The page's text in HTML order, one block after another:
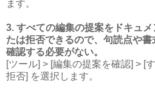
ます。
3. すべての編集の提案をドキュ
たは拒否できるので、句読点や
確認する必要がない。
[ツール] > [編集の提案を確認] > [
拒否] を選択します。